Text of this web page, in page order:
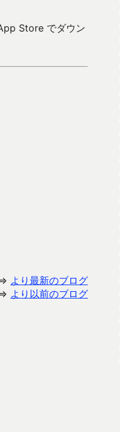
Store でダウン
⇒ より最新のブログ
⇒ より以前のブログ